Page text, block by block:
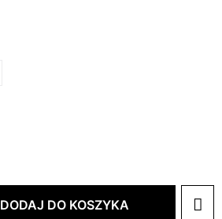
DODAJ DO KOSZYKA